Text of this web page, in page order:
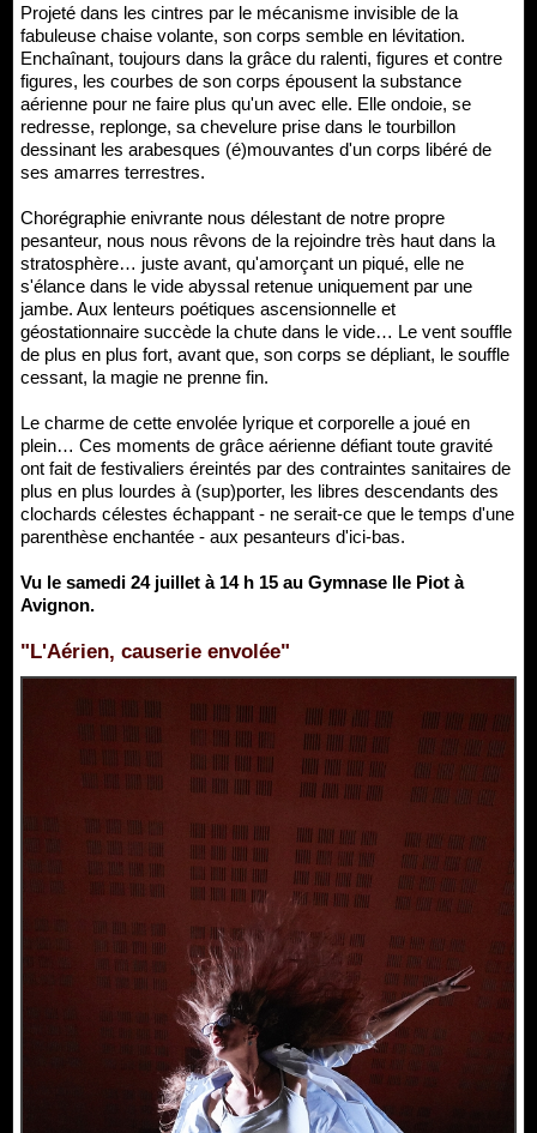
Projeté dans les cintres par le mécanisme invisible de la
fabuleuse chaise volante, son corps semble en lévitation.
Enchaînant, toujours dans la grâce du ralenti, figures et contre
figures, les courbes de son corps épousent la substance
aérienne pour ne faire plus qu'un avec elle. Elle ondoie, se
redresse, replonge, sa chevelure prise dans le tourbillon
dessinant les arabesques (é)mouvantes d'un corps libéré de
ses amarres terrestres.
Chorégraphie enivrante nous délestant de notre propre
pesanteur, nous nous rêvons de la rejoindre très haut dans la
stratosphère… juste avant, qu'amorçant un piqué, elle ne
s'élance dans le vide abyssal retenue uniquement par une
jambe. Aux lenteurs poétiques ascensionnelle et
géostationnaire succède la chute dans le vide… Le vent souffle
de plus en plus fort, avant que, son corps se dépliant, le souffle
cessant, la magie ne prenne fin.
Le charme de cette envolée lyrique et corporelle a joué en
plein… Ces moments de grâce aérienne défiant toute gravité
ont fait de festivaliers éreintés par des contraintes sanitaires de
plus en plus lourdes à (sup)porter, les libres descendants des
clochards célestes échappant - ne serait-ce que le temps d'une
parenthèse enchantée - aux pesanteurs d'ici-bas.
Vu le samedi 24 juillet à 14 h 15 au Gymnase Ile Piot à
Avignon.
"L'Aérien, causerie envolée"